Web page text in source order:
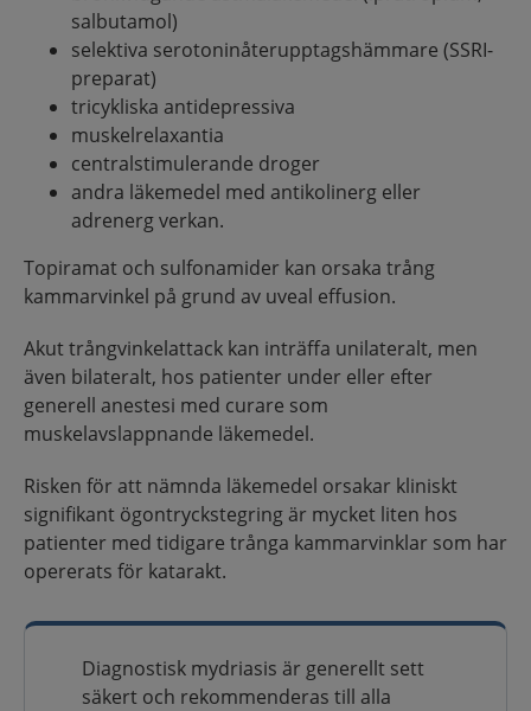
salbutamol)
selektiva serotoninåterupptagshämmare (SSRI-
preparat)
tricykliska antidepressiva
muskelrelaxantia
centralstimulerande droger
andra läkemedel med antikolinerg eller
adrenerg verkan.
Topiramat och sulfonamider kan orsaka trång
kammarvinkel på grund av uveal effusion.
Akut trångvinkelattack kan inträffa unilateralt, men
även bilateralt, hos patienter under eller efter
generell anestesi med curare som
muskelavslappnande läkemedel.
Risken för att nämnda läkemedel orsakar kliniskt
signifikant ögontryckstegring är mycket liten hos
patienter med tidigare trånga kammarvinklar som har
opererats för katarakt.
Diagnostisk mydriasis är generellt sett
säkert och rekommenderas till alla